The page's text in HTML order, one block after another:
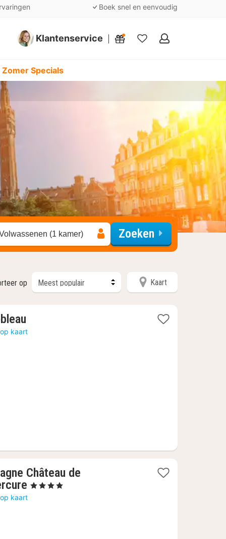
Boek snel en eenvoudig
Klantenservice
Mijn
Specials
(1 kamer) Zoeken
op Kaart
nacht
kaart
Château de
1
, 4 Sterren
kaart